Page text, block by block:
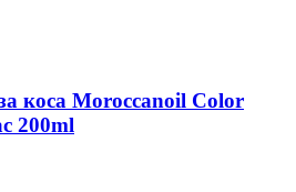
коса Moroccanoil Color
200ml